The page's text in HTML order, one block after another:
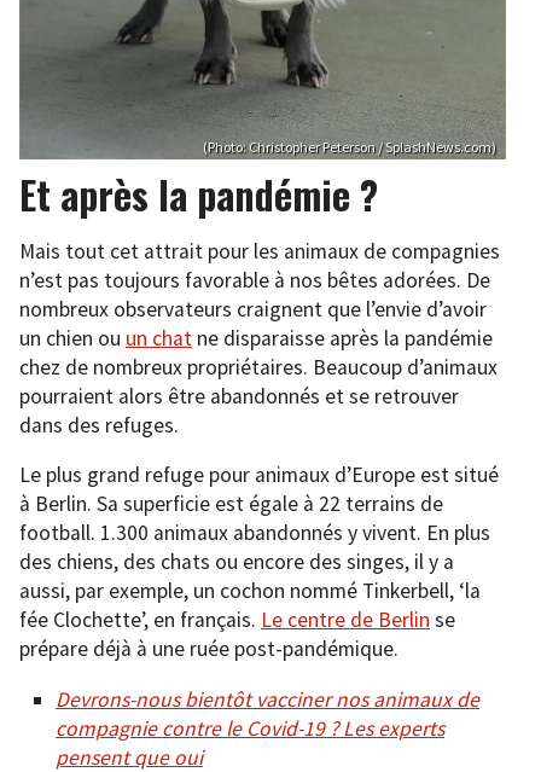
(Photo: Christopher Peterson / SplashNews.com)
Et après la pandémie ?
Mais tout cet attrait pour les animaux de compagnies
n’est pas toujours favorable à nos bêtes adorées. De
nombreux observateurs craignent que l’envie d’avoir
un chien ou un chat ne disparaisse après la pandémie
chez de nombreux propriétaires. Beaucoup d’animaux
pourraient alors être abandonnés et se retrouver
dans des refuges.
Le plus grand refuge pour animaux d’Europe est situé
à Berlin. Sa superficie est égale à 22 terrains de
football. 1.300 animaux abandonnés y vivent. En plus
des chiens, des chats ou encore des singes, il y a
aussi, par exemple, un cochon nommé Tinkerbell, ‘la
fée Clochette’, en français. Le centre de Berlin se
prépare déjà à une ruée post-pandémique.
Devrons-nous bientôt vacciner nos animaux de
compagnie contre le Covid-19 ? Les experts
pensent que oui